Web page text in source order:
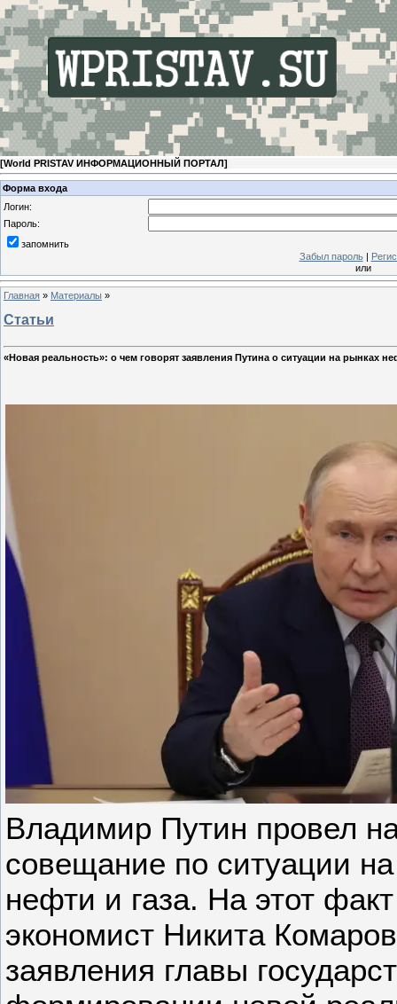
[World PRISTAV ИНФОРМАЦИОННЫЙ ПОРТАЛ]
Форма входа
Логин:
Пароль:
запомнить
Забыл пароль|
или
Главная » Материалы »
Статьи
«Новая реальность»: о чем говорят заявления Путина о ситуации на рынках
Владимир Путин провел
совещание по ситуации
нефти и газа. На этот
экономист Никита
заявления главы